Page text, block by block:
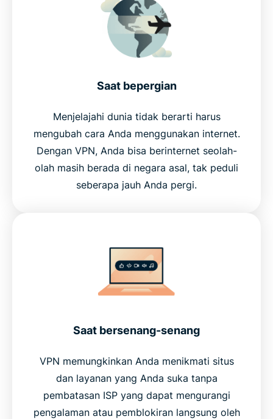
Saat bepergian
Menjelajahi dunia tidak berarti harus
mengubah cara Anda menggunakan internet.
Dengan VPN, Anda bisa berinternet seolah-
olah masih berada di negara asal, tak peduli
seberapa jauh Anda pergi.
Saat bersenang-senang
VPN memungkinkan Anda menikmati situs
dan layanan yang Anda suka tanpa
pembatasan ISP yang dapat mengurangi
pengalaman atau pemblokiran langsung oleh